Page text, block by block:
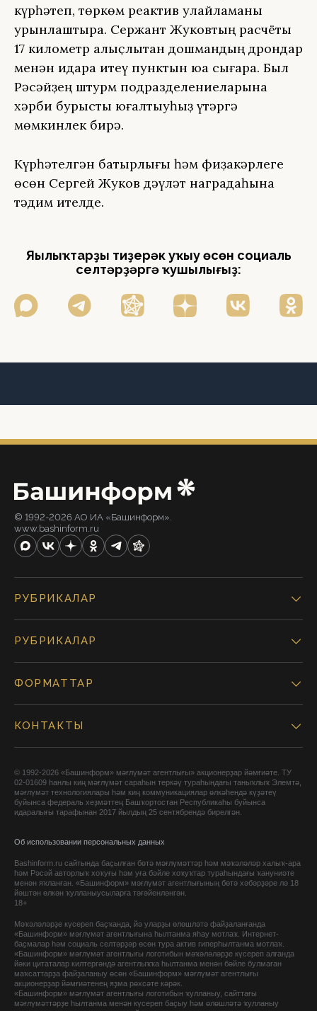
күрһәтеп, төркөм реактив ҡулайламаны
урынлаштыра. Сержант Жуковтың расчёты
17 километр алыҫлыҡтан дошмандың дрондар
менән идара итеү пунктын юҡҡа сығара. Был
Рәсәйҙең штурм подразделениеларына
хәрби бурысты юғалтыуһыҙ үтәргә
мөмкинлек бирә.
Күрһәтелгән батырлығы һәм фиҙакәрлеге
өсөн Сергей Жуков дәүләт наградаһына
тәҡдим ителде.
Яңылыҡтарҙы тиҙерәк уҡыу өсөн социаль
селтәрҙәргә ҡушылығыҙ:
© 1992-2026 АО ИА «Башинформ».
www.bashinform.ru
РУБРИКАЛАР
РУБРИКАЛАР
ФОРМАТТАР
КОНТАКТЫ
© 1992-2026 «Башинформ» мәғлүмәт агентлығы» акционерҙар йәмғиәте. ТУ
02-01609 һанлы киң мәғлүмәт сараһын теркәү тураһындағы таныҡлыҡ Элемтә,
мәғлүмәт технологиялары һәм киң коммуникациялар өлкәһендә күҙәтеү
буйынса федераль хеҙмәттең Башҡортостан Республикаһы буйынса
идаралығы тарафынан 2017 йылдың 25 сентябрендә бирелгән.
Об использовании персональных данных
Bashinform.ru сайтында баҫылған бөтә мәғлүмәттәр һәм мәҡәләләр халыҡ-ара
һәм Рәсәй авторлыҡ хоҡуғы һәм уға бәйле хоҡуҡтар тураһындағы ҡануниәте
менән яҡланған. «Башинформ» мәғлүмәт агентлығының бөтә хәбәрҙәре лә 18
йәштән өлкән ҡулланыусыларға тәғәйенләнгән.
18+
Мәҡәләләрҙе күсереп баҫҡанда, йә уларҙы өлөшләтә файҙаланғанда
«Башинформ» мәғлүмәт агентлығына һылтанма яһау мотлаҡ. Интернет-
баҫмалар һәм социаль селтәрҙәр өсөн тура актив гиперһылтанма мотлаҡ.
«Башинформ» мәғлүмәт агентлығы логотибын мәҡәләләрҙе күсереп алғанда
йәки цитаталар килтергәндә агентлыҡҡа һылтанма менән бәйле булмаған
маҡсаттарҙа файҙаланыу өсөн «Башинформ» мәғлүмәт агентлығы
акционерҙар йәмғиәтенең яҙма рөхсәте кәрәк.
«Башинформ» мәғлүмәт агентлығы логотибын ҡулланыу, сайттағы
мәғлүмәттәрҙе һылтанма менән күсереп баҫыу һәм өлөшләтә ҡулланыу